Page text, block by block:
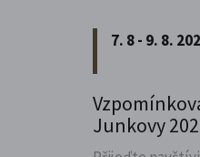
7. 8 - 9. 8.
Junkovy